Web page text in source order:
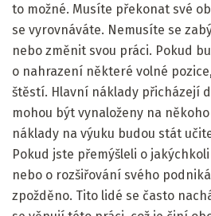
to možné. Musíte překonat své
se vyrovnáváte. Nemusíte se
nebo změnit svou práci. Pokud
o nahrazení některé volné
štěstí. Hlavní náklady přicházejí
mohou být vynaloženy na
náklady na výuku budou stát
Pokud jste přemýšleli o
nebo o rozšiřování svého
zpožděno. Tito lidé se často